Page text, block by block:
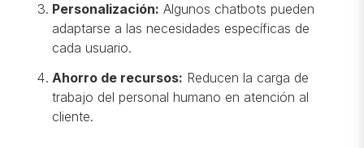
Personalización: Algunos chatbots pueden
adaptarse a las necesidades específicas de
cada usuario.
Ahorro de recursos: Reducen la carga de
trabajo del personal humano en atención al
cliente.